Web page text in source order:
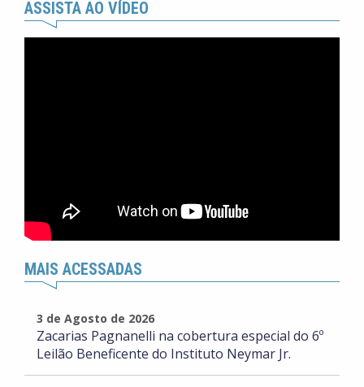
ASSISTA AO VÍDEO
MAIS ACESSADAS
3 de Agosto de 2026
Zacarias Pagnanelli na cobertura especial do 6º
Leilão Beneficente do Instituto Neymar Jr.